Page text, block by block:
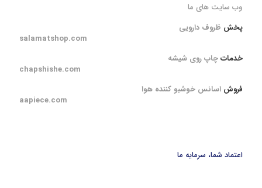
وب سایت های ما
پخش ظروف دارویی
salamatshop.com
خدماتچاپ روی شیشه
chapshishe.com
فروش اسانس خوشبو کننده هوا
aapiece.com
اعتماد شما، سرمایه ما